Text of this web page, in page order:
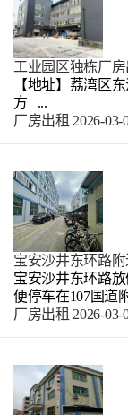
工业园区独栋厂房
【地址】荔湾区
方 ...
厂房出租 2026-03-
宝安沙井东环路
宝安沙井东环路
便停车在107国道
厂房出租 2026-03-